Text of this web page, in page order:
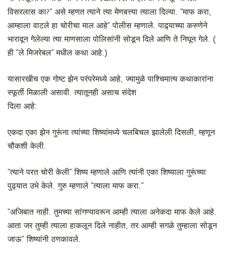
विसरलास का?” असे म्हणत त्याने त्या मेणबत्त्या त्याला दिल्या. “माफ करा,
आम्हाला वाटले हा चोरीचा माल आहे” पोलीस म्हणाले. पाद्र्याच्या करुणेने
भारावून गेलेल्या त्या माणसाला पोलिसांनी सोडून दिले आणि ते निघून गेले. (
ही “ले मिजरेबल” मधील कथा आहे.)
यासारखीच एक गोष्ट झेन परंपरेमध्ये आहे, ज्यामुळे पाश्चिमात्य कथाकारांना
स्फूर्ती मिळाली असावी. त्यातूनही असाच संदेश
दिला आहे:
एकदा एका झेन गुरूंना त्यांच्या शिष्यांमध्ये चलबिचल झालेली दिसली, म्हणून
चौकशी केली.
“त्याने परत चोरी केली” शिष्य म्हणाले आणि त्यांनी एका शिष्याला गुरूंच्या
पुढ्यात उभे केले. गुरु म्हणाले “त्याला माफ करा.”
“अजिबात नाही. तुमच्या सांगण्यावरून आम्ही त्याला अनेकदा माफ केले आहे.
आता जर तुम्ही त्याला हाकलून दिले नाहीत, तर आम्ही सगळे तुम्हाला सोडून
जाऊ” शिष्यांनी ठणकावले.